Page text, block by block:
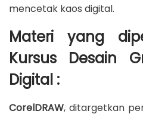
mencetak kaos digital.
Materi yang
Kursus Desain
Digital :
CorelDRAW, ditargetkan